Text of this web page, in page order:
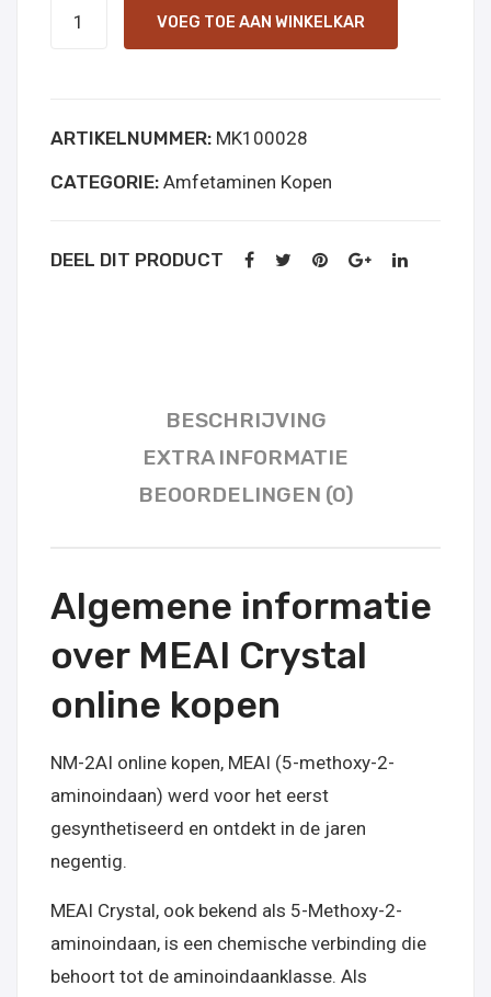
NM-
aantal
VOEG TOE AAN WINKELKAR
ARTIKELNUMMER: MK100028
CATEGORIE: Amfetaminen Kopen
DEEL DIT PRODUCT
BESCHRIJVING
EXTRA INFORMATIE
BEOORDELINGEN (0)
Algemene informatie
over MEAI Crystal
online kopen
NM-2AI online kopen, MEAI (5-methoxy-2-
aminoindaan) werd voor het eerst
gesynthetiseerd en ontdekt in de jaren
negentig.
MEAI Crystal, ook bekend als 5-Methoxy-2-
aminoindaan, is een chemische verbinding die
behoort tot de aminoindaanklasse. Als